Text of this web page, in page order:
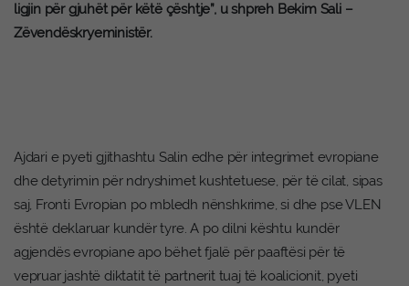
ligjin për gjuhët për këtë çështje”, u shpreh Bekim Sali –
Zëvendëskryeministër.
Ajdari e pyeti gjithashtu Salin edhe për integrimet evropiane
dhe detyrimin për ndryshimet kushtetuese, për të cilat, sipas
saj, Fronti Evropian po mbledh nënshkrime, si dhe pse VLEN
është deklaruar kundër tyre. A po dilni kështu kundër
agjendës evropiane apo bëhet fjalë për paaftësi për të
vepruar jashtë diktatit të partnerit tuaj të koalicionit, pyeti